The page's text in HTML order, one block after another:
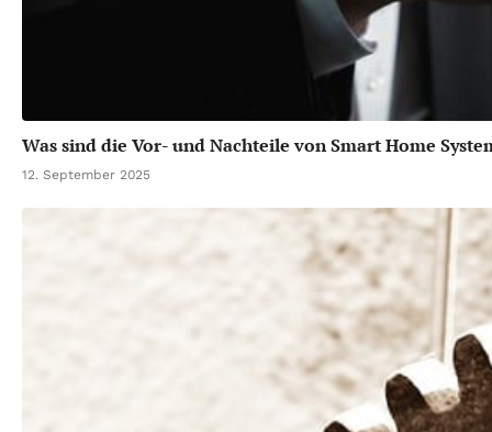
Was sind die Vor- und Nachteile von Smart Home
12. September 2025